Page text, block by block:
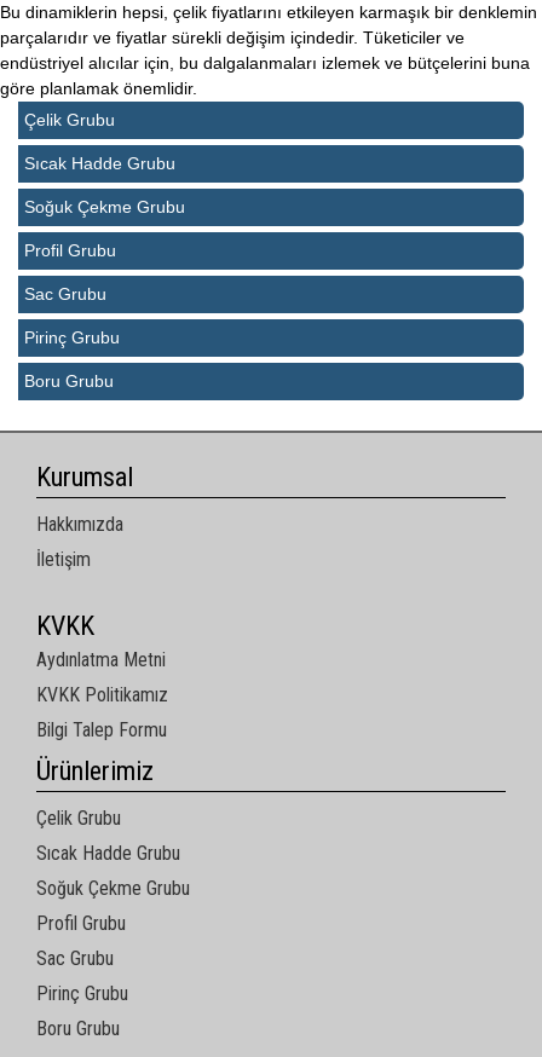
Bu dinamiklerin hepsi, çelik fiyatlarını etkileyen karmaşık bir denklemin
parçalarıdır ve fiyatlar sürekli değişim içindedir. Tüketiciler ve
endüstriyel alıcılar için, bu dalgalanmaları izlemek ve bütçelerini buna
göre planlamak önemlidir.
Çelik Grubu
Sıcak Hadde Grubu
Soğuk Çekme Grubu
Profil Grubu
Sac Grubu
Pirinç Grubu
Boru Grubu
Kurumsal
Hakkımızda
İletişim
KVKK
Aydınlatma Metni
KVKK Politikamız
Bilgi Talep Formu
Ürünlerimiz
Çelik Grubu
Sıcak Hadde Grubu
Soğuk Çekme Grubu
Profil Grubu
Sac Grubu
Pirinç Grubu
Boru Grubu